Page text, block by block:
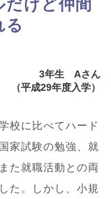
けど仲間
る
3年生 Aさん
（平成29年度入学）
校に比べてハード
家試験の勉強、就
た就職活動との両
た。しかし、小規